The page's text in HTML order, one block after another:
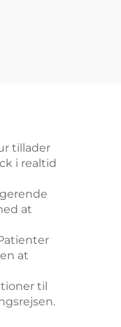
tillader
i realtid
at
at
til